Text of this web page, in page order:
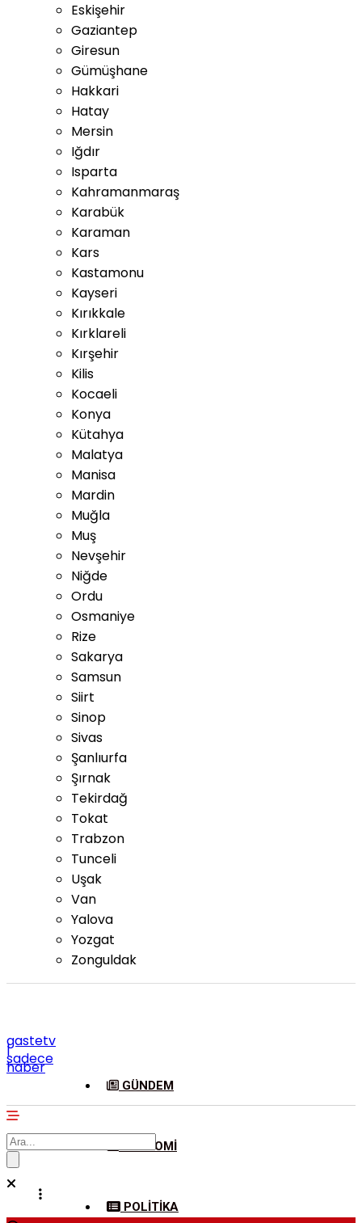
Eskişehir
Gaziantep
Giresun
Gümüşhane
Hakkari
Hatay
Mersin
Iğdır
Isparta
Kahramanmaraş
Karabük
Karaman
Kars
Kastamonu
Kayseri
Kırıkkale
Kırklareli
Kırşehir
Kilis
Kocaeli
Konya
Kütahya
Malatya
Manisa
Mardin
Muğla
Muş
Nevşehir
Niğde
Ordu
Osmaniye
Rize
Sakarya
Samsun
Siirt
Sinop
Sivas
Şanlıurfa
Şırnak
Tekirdağ
Tokat
Trabzon
Tunceli
Uşak
Van
Yalova
Yozgat
Zonguldak
gastetv
|
sadece
haber
GÜNDEM
EKONOMI
POLITIKA